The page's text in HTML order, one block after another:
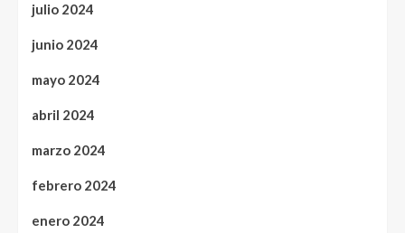
julio 2024
junio 2024
mayo 2024
abril 2024
marzo 2024
febrero 2024
enero 2024